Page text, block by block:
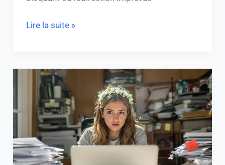
Lire la suite »
Esterelle
Marseille
Guide
de
Connexion